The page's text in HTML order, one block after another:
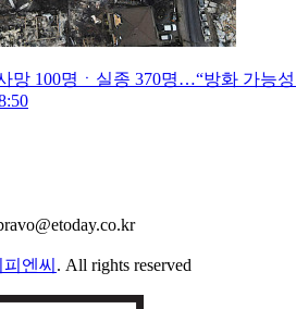
망 100명ㆍ실종 370명…“방화 가능
엔씨 . All rights reserved